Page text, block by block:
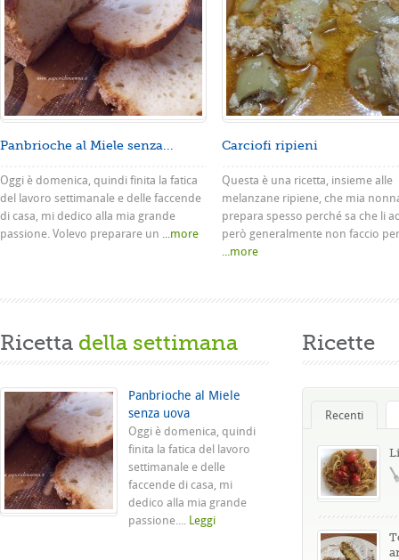
Panbrioche al Miele senza...
Oggi è domenica, quindi finita la fatica
del lavoro settimanale e delle faccende
di casa, mi dedico alla mia grande
passione. Volevo preparare un ...more
Carciofi ripieni
Questa è una ricetta, insieme alle
melanzane ripiene, che mia
prepara spesso perché sa che li
però generalmente non faccio
...more
Ricetta della settimana
Panbrioche al Miele
senza uova
Oggi è domenica, quindi
finita la fatica del lavoro
settimanale e delle
faccende di casa, mi
dedico alla mia grande
passione.... Leggi
Ricette
Recenti